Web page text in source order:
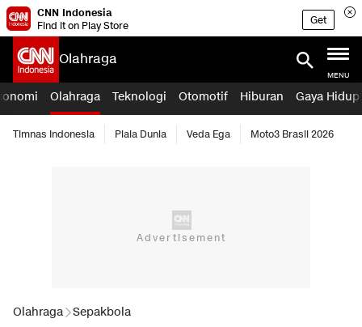
CNN Indonesia
Find it on Play Store
Get
Olahraga
MENU
Olahraga Teknologi Otomotif Hiburan Gaya Hidup
Timnas Indonesia Piala Dunia Veda Ega Moto3 Brasil 2026
Olahraga Sepakbola